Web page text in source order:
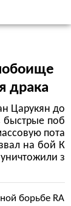
драка
Царукян до
быстрые поб
пота
на бой К
з
борьбе RA